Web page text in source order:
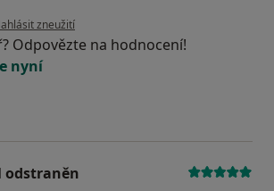
názoru uživatele Váš účet byl odstraněn
zneužití
Odpovězte na hodnocení!
nyní
odstraněn